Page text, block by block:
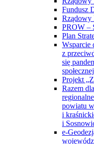
Fundusz
Rządowy
PROW –
Plan
Wsparcie
z
się
społecznej
Projekt
Razem
powiatu
i
i
e-